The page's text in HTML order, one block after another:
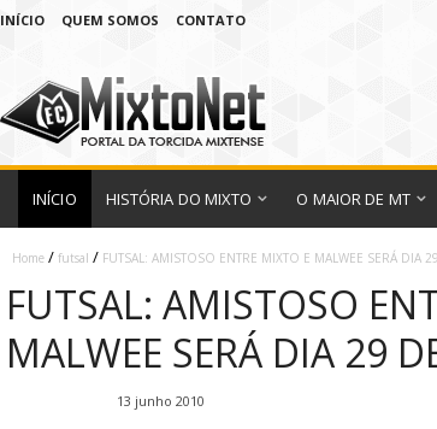
INÍCIO QUEM SOMOS CONTATO
INÍCIO HISTÓRIA DO MIXTO O MAIOR DE MT
Home / futsal / FUTSAL: AMISTOSO ENTRE MIXTO E MALWEE SERÁ DIA
FUTSAL: AMISTOSO
MALWEE SERÁ DIA 29
13 junho 2010